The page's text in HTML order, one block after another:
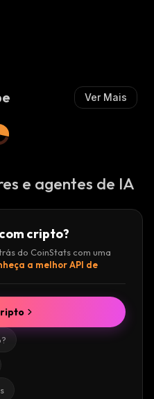
Ver Mais
e agentes de IA
cripto?
do CoinStats com uma
a melhor API de